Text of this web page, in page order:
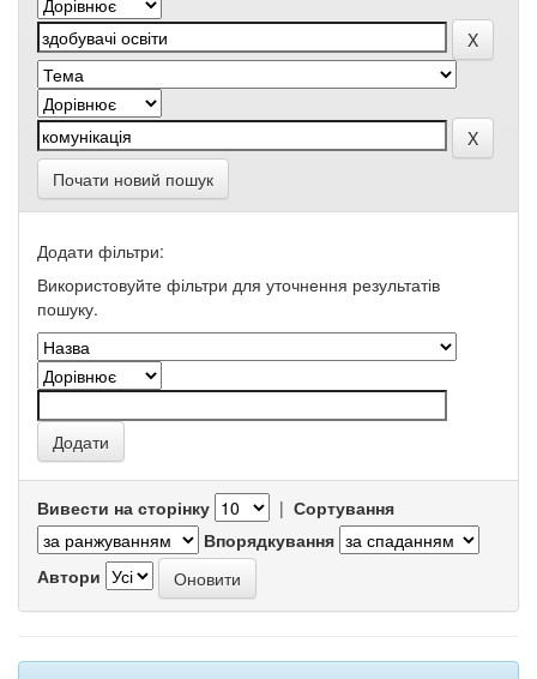
Почати новий пошук
Додати фільтри:
Використовуйте фільтри для уточнення результатів
пошуку.
Вивести на сторінку | Сортування
Впорядкування
Автори